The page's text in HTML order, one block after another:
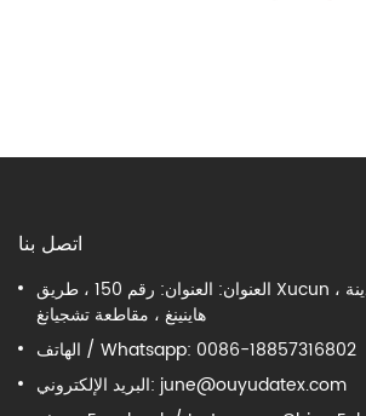
اتصل بنا
العنوان: العنوان: رقم 150 ، طريق Xucun ، مدينة Xucun ، مدينة
هاينينغ ، مقاطعة تشجيانغ
الهاتف / Whatsapp: 0086-18857316802
البريد الإلكتروني: june@ouyudatex.com